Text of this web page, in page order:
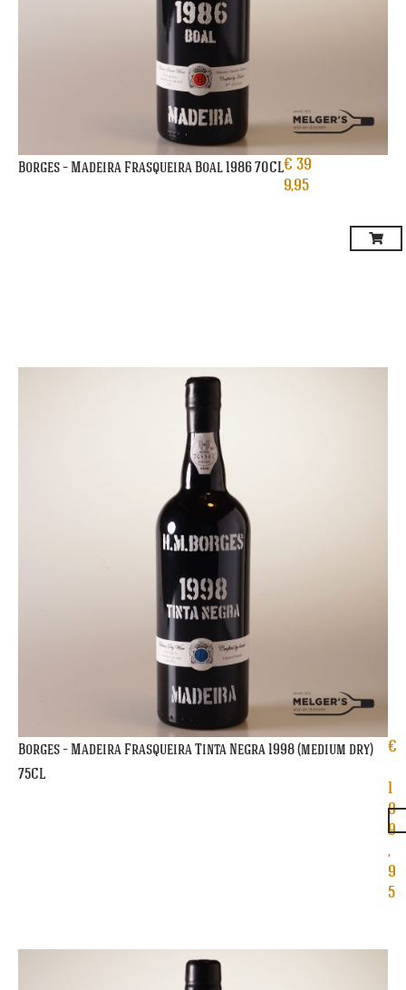
Borges – Madeira Frasqueira Boal 1986 70CL€ 39
9,95
Borges – Madeira Frasqueira Tinta Negra 1998 (medium dry)
75CL
€
1
9
9
,
9
5